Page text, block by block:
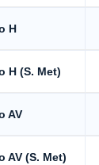
H
H (S. Met)
AV
AV (S. Met)